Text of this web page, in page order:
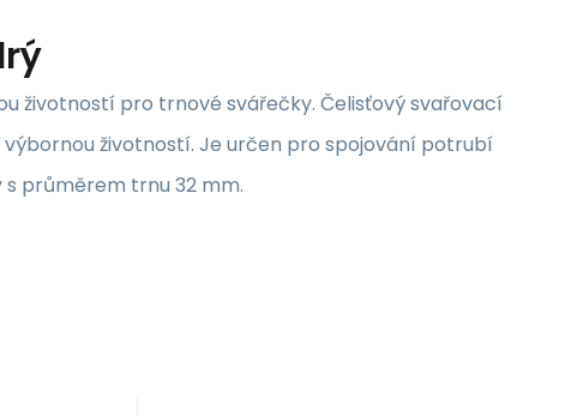
životností pro trnové svářečky. Čelisťový svařovací
životností. Je určen pro spojování potrubí
s průměrem trnu 32 mm.